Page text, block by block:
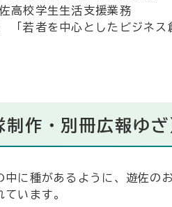
校学生生活支援業務
若者を中心としたビジネス
作・別冊広報ゆざ
中に種があるように、遊佐
います。